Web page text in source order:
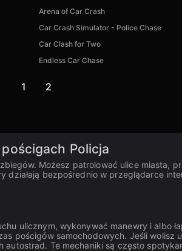
Arena of Car Сrash
Car Crash Simulator - Police Chase
Car Clash for Two
Endless Car Chase
1 2
Policja
Możesz patrolować ulice miasta,
bezpośrednio w przeglądarce
ulicznym, wykonywać manewry i albo
pościgów samochodowych. Jeśli wolisz
autostrad. Te mechaniki są często